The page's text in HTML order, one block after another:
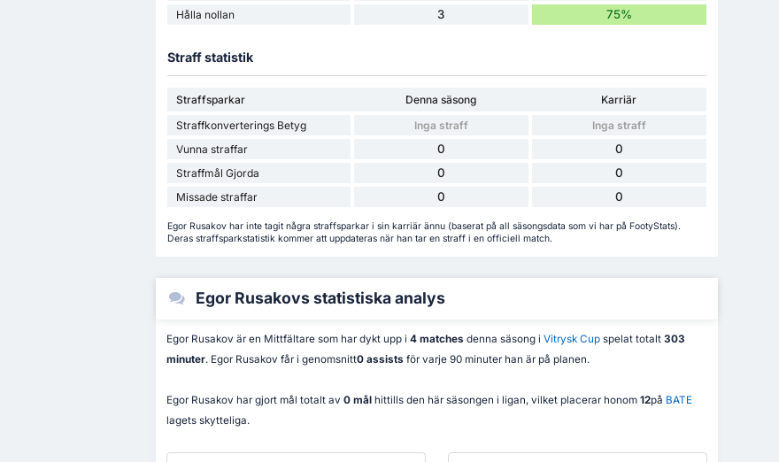
Hålla nollan 3 75%
Straff statistik
Straffsparkar Denna säsong
Karriär
Straffkonverterings Betyg
Inga straff
Inga straff
Vunna straffar
0 0
Straffmål Gjorda 0 0
Missade straffar 0 0
Egor Rusakov har inte tagit några straffsparkar i sin karriär ännu (baserat på all säsongsdata som vi har på FootyStats).
Deras straffsparkstatistik kommer att uppdateras när han tar en straff i en officiell match.
Egor Rusakovs statistiska analys
Egor Rusakov är en Mittfältare som har dykt upp i 4 matches denna säsong i Vitrysk Cupspelat totalt 303
minuter. Egor Rusakov får i genomsnitt0 assists för varje 90 minuter han är på planen.
Egor Rusakov har gjort mål totalt av 0 mål hittills den här säsongen i ligan, vilket placerar honom 12på BATE
lagets skytteliga.